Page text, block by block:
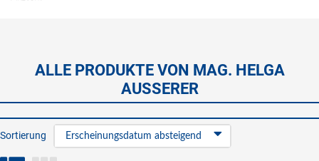
ALLE PRODUKTE VON MAG. HELGA
AUSSERER
Sortierung Erscheinungsdatum absteigend